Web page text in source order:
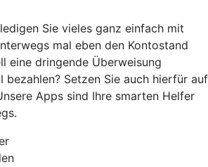
Sie vieles ganz einfach mit
mal eben den Kontostand
eine dringende Überweisung
bezahlen? Setzen Sie auch hierfür auf
Apps sind Ihre smarten Helfer